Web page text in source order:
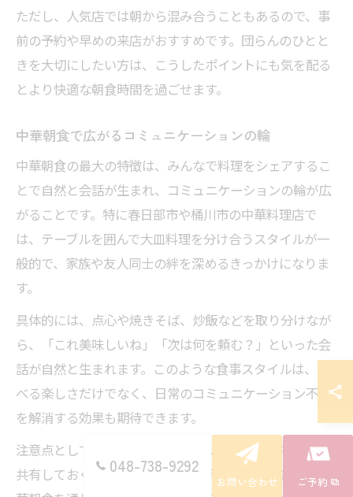
ただし、人気店では朝から混み合うこともあるので、事
前の予約や早めの来店がおすすめです。団らんのひとと
きを大切にしたい方は、こうしたポイントにも気を配る
とより快適な朝食時間を過ごせます。
中華朝食で広がるコミュニケーションの輪
中華朝食の最大の特徴は、みんなで料理をシェアするこ
とで自然と会話が生まれ、コミュニケーションの輪が広
がることです。特に春日部市や桶川市の中華料理店で
は、テーブルを囲んで大皿料理を分け合うスタイルが一
般的で、家族や友人同士の絆を深めるきっかけになりま
す。
具体的には、点心や焼きそば、炒飯などを取り分けなが
ら、「これ美味しいね」「次は何を頼む？」といった会
話が自然と生まれます。このような食事スタイルは、食
べる楽しさだけでなく、日常のコミュニケーション不足
を解消する効果も期待できます。
注意点としては、料理の好みやアレルギーなどを事前に
共有しておくと、よりスムーズに朝食を楽しめます。中
048-738-9292
お問い合わせ ご予約